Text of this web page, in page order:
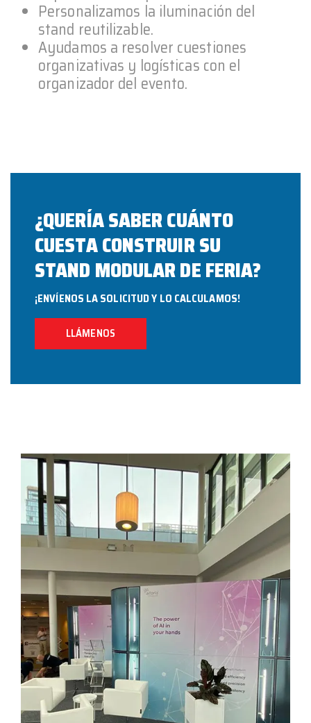
Personalizamos la iluminación del
stand reutilizable.
Ayudamos a resolver cuestiones
organizativas y logísticas con el
organizador del evento.
¿QUERÍA SABER CUÁNTO
CUESTA CONSTRUIR SU
STAND MODULAR DE FERIA?
¡ENVÍENOS LA SOLICITUD Y LO CALCULAMOS!
LLÁMENOS